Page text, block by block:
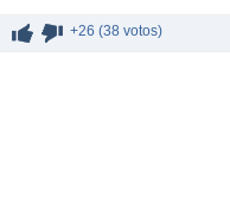
+26 (38 votos)